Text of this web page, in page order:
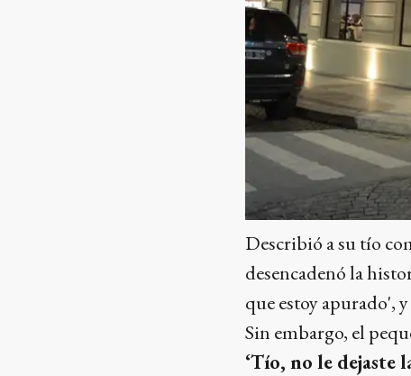
Describió a su tío
desencadenó la
que estoy apurado',
Sin embargo, el
‘Tío, no le dejaste